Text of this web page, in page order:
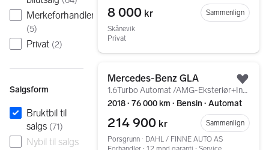
Merkeforhandler
(5)
Privat (2)
Salgsform
Bruktbil til
salgs (71)
Nybil til salgs
8 000 kr
Sammenlign
Skånevik
Privat
Mercedes-Benz GLA
1.6Turbo Automat /AMG-Eksteriør+Interiør SortOptikk LED
2018 ∙ 76 000 km ∙ Bensin ∙ Automat
214 900 kr
Sammenlign
Porsgrunn ∙ DAHL / FINNE AUTO AS